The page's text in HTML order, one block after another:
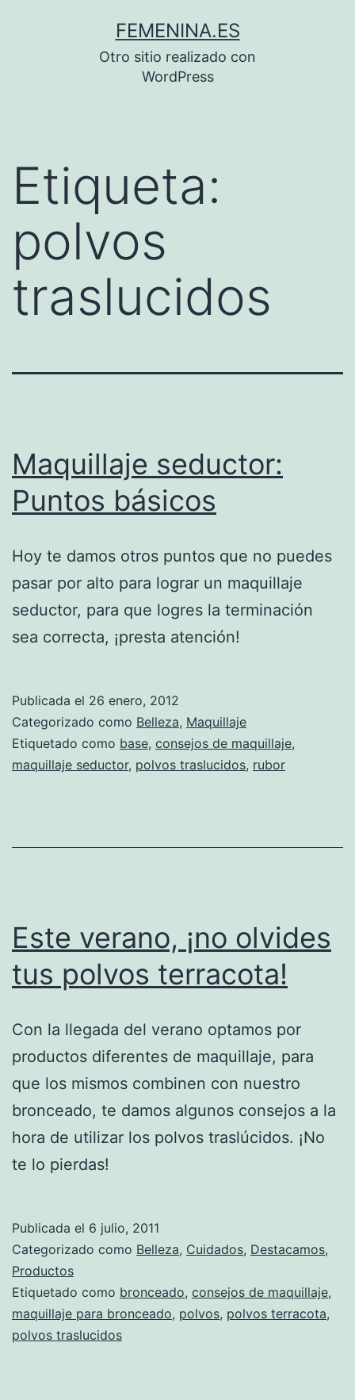
FEMENINA.ES
Otro sitio realizado con
WordPress
Etiqueta:
polvos
traslucidos
Maquillaje seductor:
Puntos básicos
Hoy te damos otros puntos que no puedes
pasar por alto para lograr un maquillaje
seductor, para que logres la terminación
sea correcta, ¡presta atención!
Publicada el 26 enero, 2012
Categorizado como Belleza, Maquillaje
Etiquetado como base, consejos de maquillaje,
maquillaje seductor, polvos traslucidos, rubor
Este verano, ¡no olvides
tus polvos terracota!
Con la llegada del verano optamos por
productos diferentes de maquillaje, para
que los mismos combinen con nuestro
bronceado, te damos algunos consejos a la
hora de utilizar los polvos traslúcidos. ¡No
te lo pierdas!
Publicada el 6 julio, 2011
Categorizado como Belleza, Cuidados, Destacamos,
Productos
Etiquetado como bronceado, consejos de maquillaje,
maquillaje para bronceado, polvos, polvos terracota,
polvos traslucidos